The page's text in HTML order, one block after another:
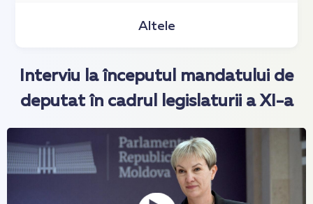
Altele
Interviu la începutul mandatului de
deputat în cadrul legislaturii a XI-a